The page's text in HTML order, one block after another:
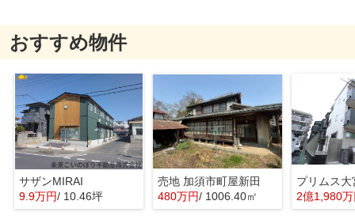
おすすめ物件
サザンMIRAI
9.9万円/ 10.46坪
売地 加須市町屋新田
480万円/ 1006.40㎡
プリムス大
2億1,980